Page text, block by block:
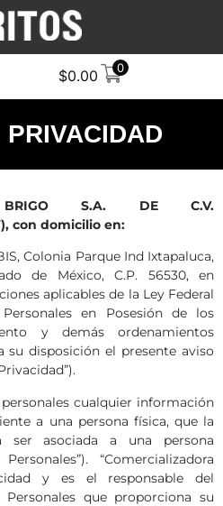
$0.00 0
PRIVACIDAD
BRIGO S.A. DE C.V.
con domicilio en:
Colonia Parque Ind Ixtapaluca,
de México, C.P. 56530, en
aplicables de la Ley Federal
en Posesión de los
y demás ordenamientos
su disposición el presente aviso
cualquier información
a una persona física, que la
ser asociada a una persona
“Comercializadora
y es el responsable del
que proporciona su